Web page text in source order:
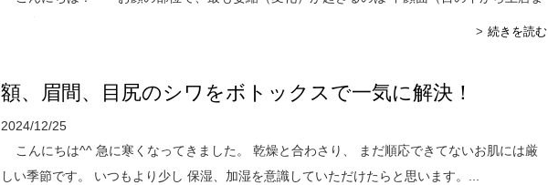
続きを読む
額、眉間、目尻のシワをボトックスで一気に解決！
2024/12/25
こんにちは^^ 急に寒くなってきました。 乾燥と合わさり、 まだ順応できてないお肌には厳
しい季節です。 いつもより少し 保湿、加湿を意識していただけたらと思います。...